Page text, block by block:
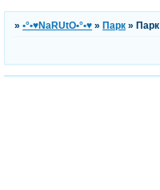
»•°•♥NaRUtO•°•♥ »Парк »Парк